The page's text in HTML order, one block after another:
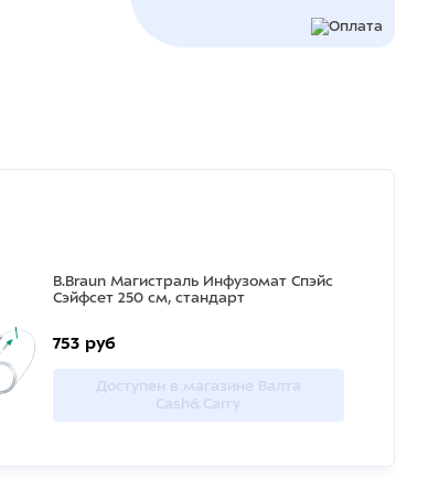
B.Braun Магистраль Инфузомат Спэйс
Сэйфсет 250 см, стандарт
753 руб
Доступен в магазине Валта
Cash&Carry